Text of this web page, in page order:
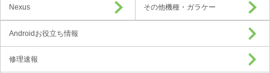
Nexus その他機種・ガラケー
Androidお役立ち情報
修理速報